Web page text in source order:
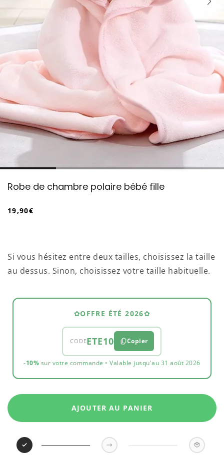
Robe de chambre polaire bébé fille
19,90€
/
Si vous hésitez entre deux tailles, choisissez la taille
au dessus. Sinon, choisissez votre taille habituelle.
✿OFFRE ÉTÉ 2026✿
CODEETE10 Copier
-10% sur votre commande • Valable jusqu'au 31 août 2026
AJOUTER AU PANIER